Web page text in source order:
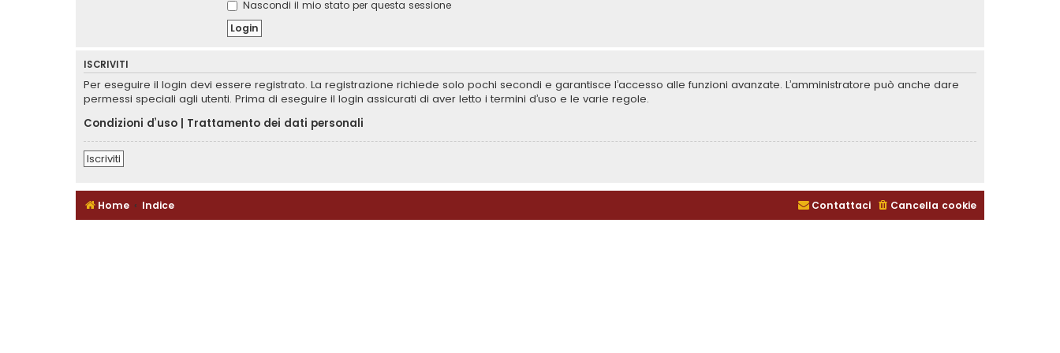
Nascondi il mio stato per questa sessione
ISCRIVITI
Per eseguire il login devi essere registrato. La registrazione richiede solo pochi secondi e garantisce l’accesso alle funzioni avanzate. L’amministratore può anche dare
permessi speciali agli utenti. Prima di eseguire il login assicurati di aver letto i termini d’uso e le varie regole.
Condizioni d’uso
Trattamento dei dati personali
Iscriviti
Home Indice Cancella cookie
Contattaci